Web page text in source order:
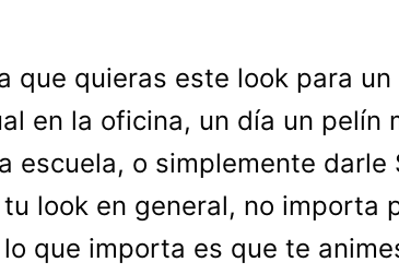
que quieras este look para un
en la oficina, un día un pelín
escuela, o simplemente darle
look en general, no importa
que importa es que te